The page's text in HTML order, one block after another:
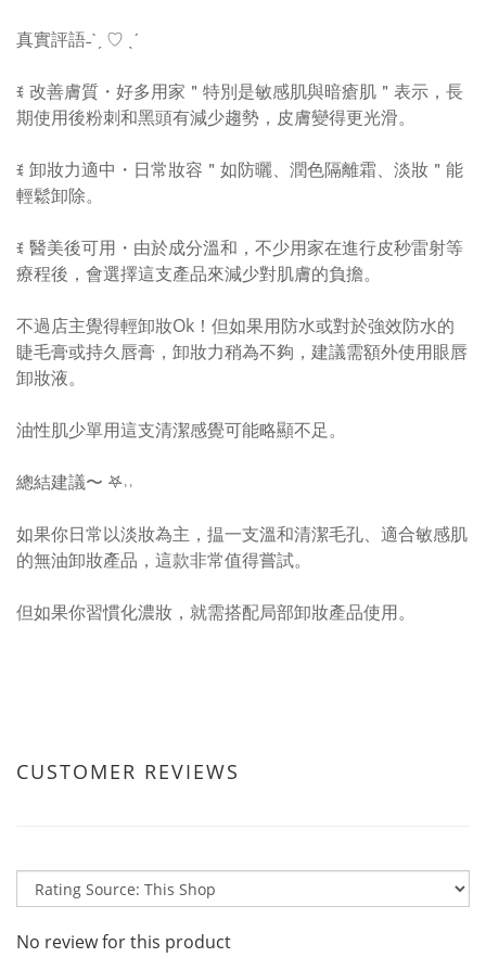
真實評語˗ˋˏ ♡ ˎˊ
ꉂ 改善膚質・好多用家＂特別是敏感肌與暗瘡肌＂表示，長
期使用後粉刺和黑頭有減少趨勢，皮膚變得更光滑。
ꉂ 卸妝力適中・日常妝容＂如防曬、潤色隔離霜、淡妝＂能
輕鬆卸除。
ꉂ 醫美後可用・由於成分溫和，不少用家在進行皮秒雷射等
療程後，會選擇這支產品來減少對肌膚的負擔。
不過店主覺得輕卸妝Ok！但如果用防水或對於強效防水的
睫毛膏或持久唇膏，卸妝力稍為不夠，建議需額外使用眼唇
卸妝液。
油性肌少單用這支清潔感覺可能略顯不足。
總結建議〜 𖤐˒˒
如果你日常以淡妝為主，揾一支溫和清潔毛孔、適合敏感肌
的無油卸妝產品，這款非常值得嘗試。
但如果你習慣化濃妝，就需搭配局部卸妝產品使用。
CUSTOMER REVIEWS
No review for this product